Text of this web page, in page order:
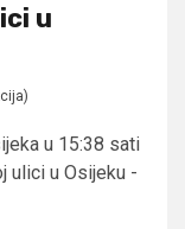
u
u 15:38 sati
ulici u Osijeku -